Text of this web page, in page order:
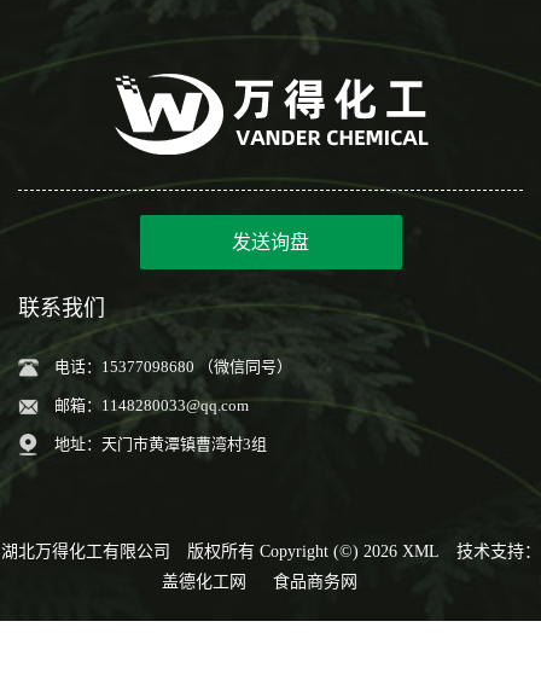
发送询盘
联系我们
电话：15377098680 （微信同号）
邮箱： 1148280033@qq.com
地址：天门市黄潭镇曹湾村3组
湖北万得化工有限公司 版权所有 Copyright (©) 2026 XML
技术支持：
盖德化工网
食品商务网